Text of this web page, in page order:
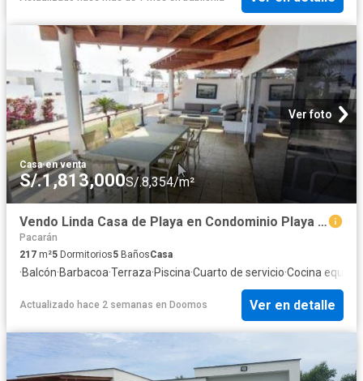
Ver foto
Casa·en venta
S/.1,813,000S/.8,354/m²
Vendo Linda Casa de Playa en Condominio Playa Blanca, Asia, Cañete
Pacarán
217 m²5 Dormitorios5 BañosCasa
·Balcón·Barbacoa·Terraza·Piscina·Cuarto de servicio·Cocina
Actualizado hace 2 semanas en Doomos Ver en detalle